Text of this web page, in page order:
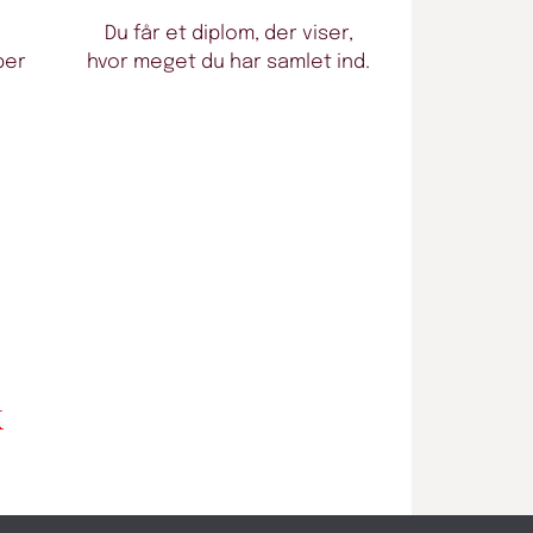
Du får et diplom, der viser,
hvor meget du har samlet ind.